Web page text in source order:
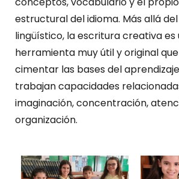
estructural del idioma. Más allá
lingüístico, la escritura creativa es
herramienta muy útil y original
cimentar las bases del
trabajan capacidades
imaginación, concentración,
organización.